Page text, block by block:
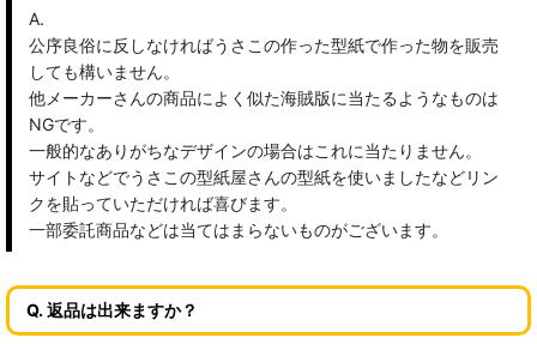
A.
公序良俗に反しなければうさこの作った型紙で作った物を販売
しても構いません。
他メーカーさんの商品によく似た海賊版に当たるようなものは
NGです。
一般的なありがちなデザインの場合はこれに当たりません。
サイトなどでうさこの型紙屋さんの型紙を使いましたなどリン
クを貼っていただければ喜びます。
一部委託商品などは当てはまらないものがございます。
Q. 返品は出来ますか？